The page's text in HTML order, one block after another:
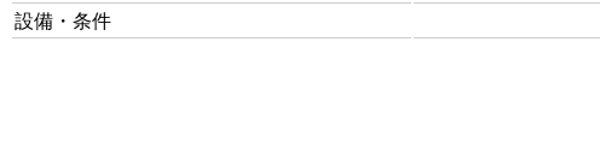
設備・条件